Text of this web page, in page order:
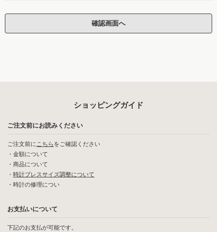
ショッピングガイド
ご注文前にお読みください
ご注文前にこちら をご確認ください
・ 金額について
・ 商品について
・ 時計ブレスサイズ調整について
・ 時計の修理につい
お支払いについて
下記のお支払が可能です。